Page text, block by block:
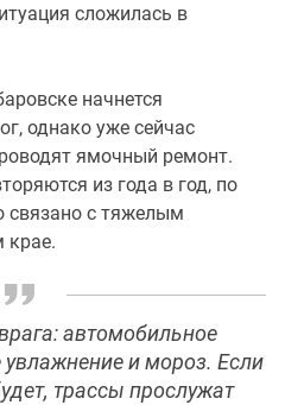
сложилась в
начнется
однако уже сейчас
ямочный ремонт.
из года в год, по
связано с тяжелым
крае.
автомобильное
и мороз. Если
трассы прослужат